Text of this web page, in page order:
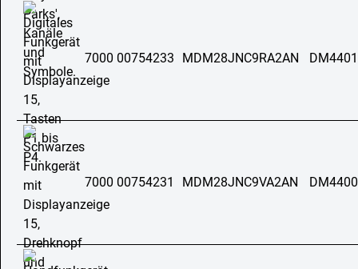
7000 00754233 MDM28JNC9RA2AN
7000 00754231 MDM28JNC9VA2AN